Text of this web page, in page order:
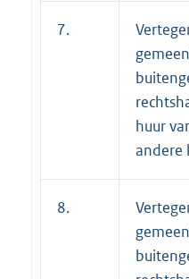
7.
huur
andere
8.